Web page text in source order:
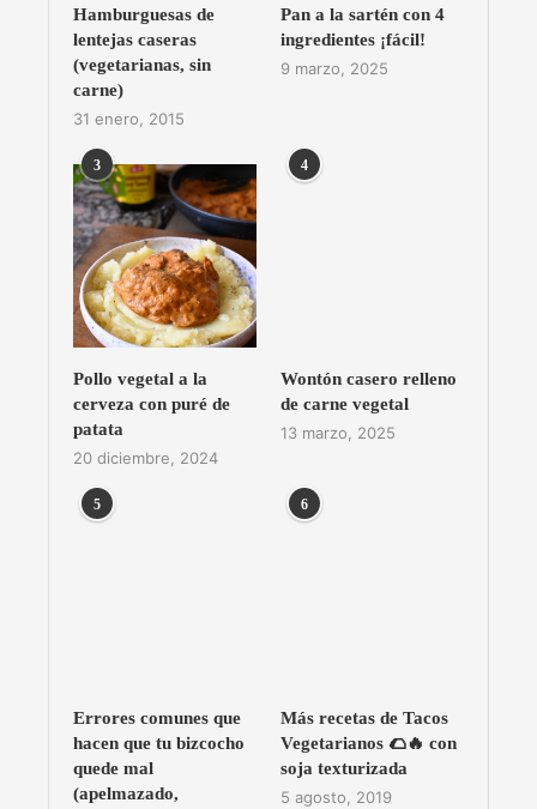
Hamburguesas de
lentejas caseras
(vegetarianas, sin
carne)
31 enero, 2015
Pan a la sartén con 4
ingredientes ¡fácil!
9 marzo, 2025
3
Pollo vegetal a la
cerveza con puré de
patata
20 diciembre, 2024
4
Wontón casero relleno
de carne vegetal
13 marzo, 2025
5
Errores comunes que
hacen que tu bizcocho
quede mal
(apelmazado,
6
Más recetas de Tacos
Vegetarianos 🌮🔥 con
soja texturizada
5 agosto, 2019